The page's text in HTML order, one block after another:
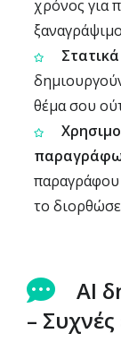
χρόνος για
θέμα σου
παραγράφου
το
AI
–